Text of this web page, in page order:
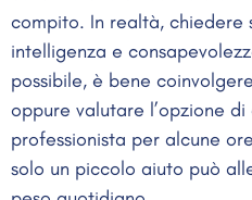
compito. In realtà, chiedere
intelligenza e
possibile, è bene
oppure valutare l’opzione
professionista per alcune
solo un piccolo aiuto può